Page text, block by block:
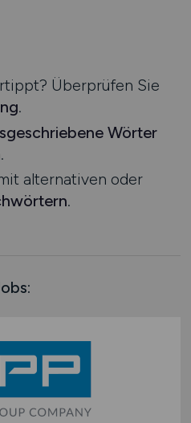
/ Seefracht
Überprüfen Sie
.
Wörter
alternativen oder
.